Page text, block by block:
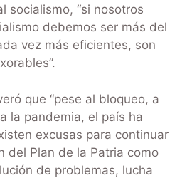
socialismo, “si nosotros
debemos ser más del
vez más eficientes, son
que “pese al bloqueo, a
la pandemia, el país ha
excusas para continuar
del Plan de la Patria como
de problemas, lucha